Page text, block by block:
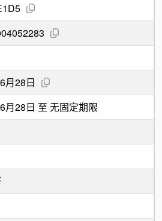
月28日
月28日 至 无固定期限